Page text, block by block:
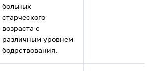
больных
старческого
возраста с
различным уровнем
бодрствования.